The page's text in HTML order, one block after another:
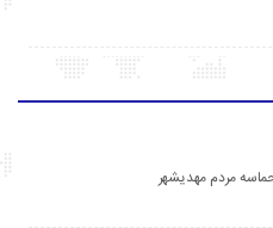
مردم مهدیشهر